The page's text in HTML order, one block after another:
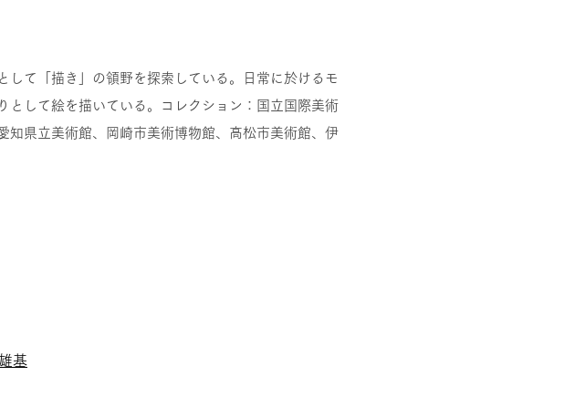
して「描き」の領野を探索している。日常に於けるモ
として絵を描いている。コレクション：国立国際美術
知県立美術館、岡崎市美術博物館、高松市美術館、伊
基